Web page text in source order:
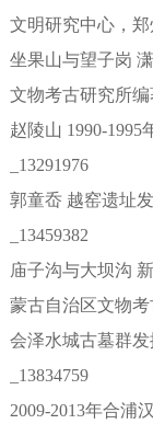
文明研究中心，郑
坐果山与望子岗
文物考古研究所编
赵陵山 1990-
_13291976
郭童岙 越窑遗址
_13459382
庙子沟与大坝沟
蒙古自治区文物考
会泽水城古墓群
_13834759
2009-2013年合浦